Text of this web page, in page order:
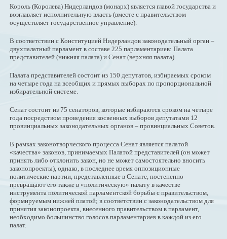
Король (Королева) Нидерландов (монарх) является главой государства и
возглавляет исполнительную власть (вместе с правительством
осуществляет государственное управление).
В соответствии с Конституцией Нидерландов законодательный орган –
двухпалатный парламент в составе 225 парламентариев: Палата
представителей (нижняя палата) и Сенат (верхняя палата).
Палата представителей состоит из 150 депутатов, избираемых сроком
на четыре года на всеобщих и прямых выборах по пропорциональной
избирательной системе.
Сенат состоит из 75 сенаторов, которые избираются сроком на четыре
года посредством проведения косвенных выборов депутатами 12
провинциальных законодательных органов – провинциальных Советов.
В рамках законотворческого процесса Сенат является палатой
«качества» законов, принимаемых Палатой представителей (он может
принять либо отклонить закон, но не может самостоятельно вносить
законопроекты), однако, в последнее время оппозиционные
политические партии, представленные в Сенате, постепенно
превращают его также в «политическую» палату в качестве
инструмента политической парламентской борьбы с правительством,
формируемым нижней платой; в соответствии с законодательством для
принятия законопроекта, внесенного правительством в парламент,
необходимо большинство голосов парламентариев в каждой из его
палат.